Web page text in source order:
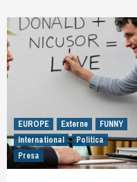
EUROPE Externe
FUNNY
International
Politica
Presa